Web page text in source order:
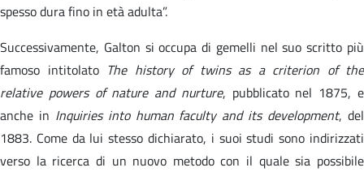
spesso dura fino in età adulta”.
Successivamente, Galton si occupa di gemelli nel suo scritto più
famoso intitolato The history of twins as a criterion of the
relative powers of nature and nurture, pubblicato nel 1875, e
anche in Inquiries into human faculty and its development, del
1883. Come da lui stesso dichiarato, i suoi studi sono indirizzati
verso la ricerca di un nuovo metodo con il quale sia possibile